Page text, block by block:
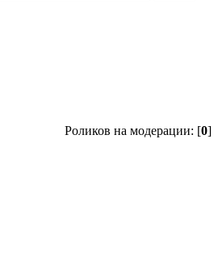
Роликов на модерации: [0]